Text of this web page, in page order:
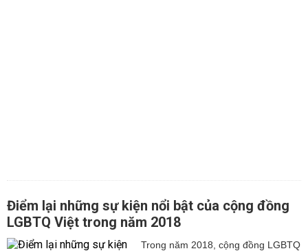
Điểm lại những sự kiện nổi bật của cộng đồng
LGBTQ Việt trong năm 2018
Trong năm 2018, cộng đồng LGBTQ